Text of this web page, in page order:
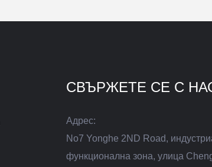
СВЪРЖЕТЕ СЕ С
Адрес:
No7 Yonghe 2ND Road,
функционална зона, улица